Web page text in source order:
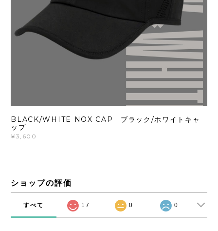
BLACK/WHITE NOX CAP ブラック/ホワイトキャ
ップ
¥3,600
ショップの評価
すべて 17 0 0